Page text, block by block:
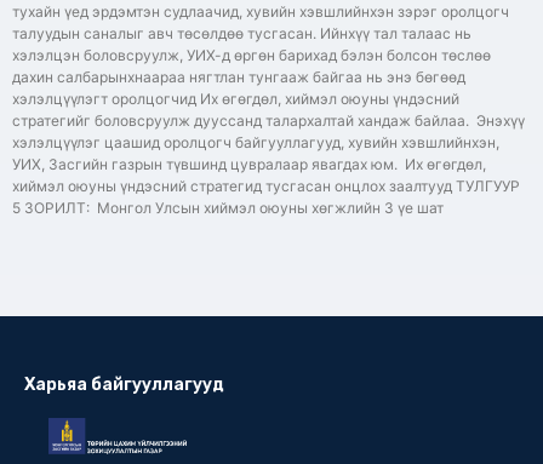
тухайн үед эрдэмтэн судлаачид, хувийн хэвшлийнхэн зэрэг оролцогч
талуудын саналыг авч төсөлдөө тусгасан. Ийнхүү тал талаас нь
хэлэлцэн боловсруулж, УИХ-д өргөн барихад бэлэн болсон төслөө
дахин салбарынхнаараа нягтлан тунгааж байгаа нь энэ бөгөөд
хэлэлцүүлэгт оролцогчид Их өгөгдөл, хиймэл оюуны үндэсний
стратегийг боловсруулж дууссанд талархалтай хандаж байлаа. Энэхүү
хэлэлцүүлэг цаашид оролцогч байгууллагууд, хувийн хэвшлийнхэн,
УИХ, Засгийн газрын түвшинд цувралаар явагдах юм. Их өгөгдөл,
хиймэл оюуны үндэсний стратегид тусгасан онцлох заалтууд ТУЛГУУР
5 ЗОРИЛТ: Монгол Улсын хиймэл оюуны хөгжлийн 3 үе шат
Харьяа байгууллагууд